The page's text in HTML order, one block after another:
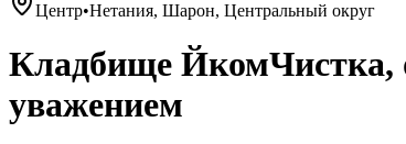
Центр•Нетания, Шарон, Центральный округ
Кладбище ЙкомЧистка,
уважением